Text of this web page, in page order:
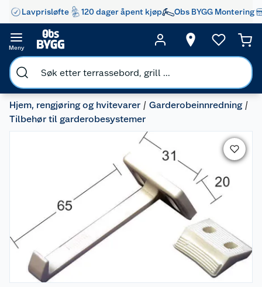
Lavprisløfte 120 dager åpent kjøp Obs BYGG Montering
Meny
Hjem, rengjøring og hvitevarer
Garderobeinnredning
Tilbehør til garderobesystemer